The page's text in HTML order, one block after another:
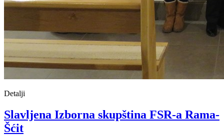
Detalji
Slavljena Izborna skupština FSR-a Rama-
Šćit